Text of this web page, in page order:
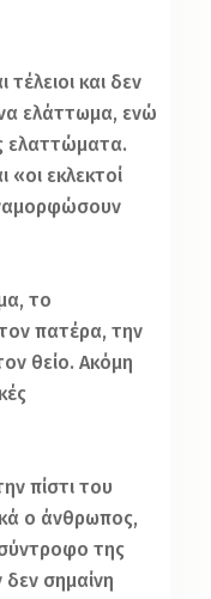
τέλειοι και δεν
ελάττωμα, ενώ
ελαττώματα.
«οι εκλεκτοί
το
πατέρα, την
θείο. Ακόμη
πίστι του
ο άνθρωπος,
της
δεν σημαίνη